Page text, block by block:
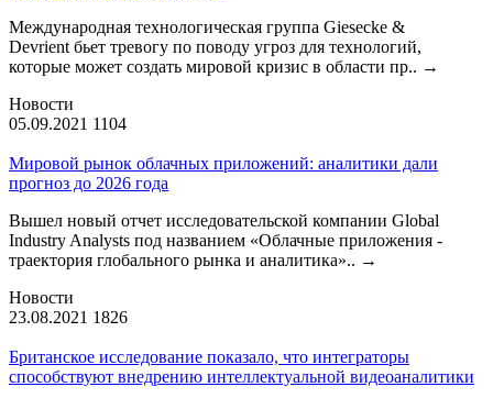
Международная технологическая группа Giesecke &
Devrient бьет тревогу по поводу угроз для технологий,
которые может создать мировой кризис в области пр.. →
Новости
05.09.2021 1104
Мировой рынок облачных приложений: аналитики дали
прогноз до 2026 года
Вышел новый отчет исследовательской компании Global
Industry Analysts под названием «Облачные приложения -
траектория глобального рынка и аналитика».. →
Новости
23.08.2021 1826
Британское исследование показало, что интеграторы
способствуют внедрению интеллектуальной видеоаналитики